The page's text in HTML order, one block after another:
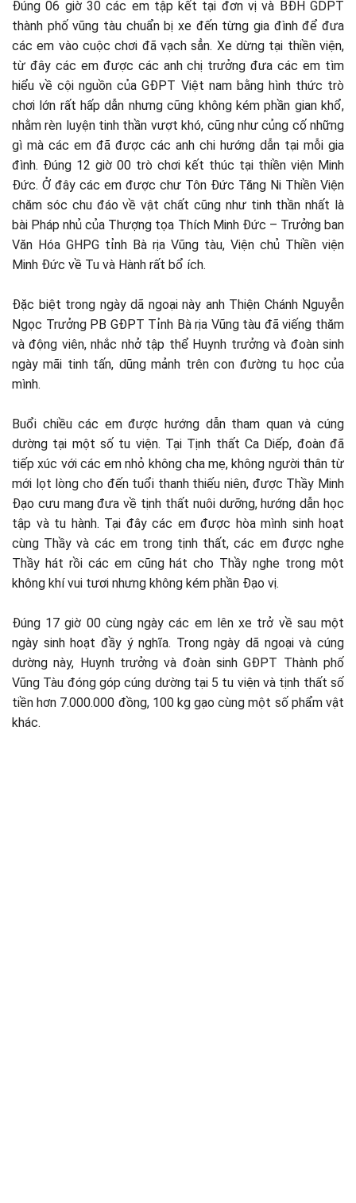
Đúng 06 giờ 30 các em tập kết tại đơn vị và BĐH GDPT
thành phố vũng tàu chuẩn bị xe đến từng gia đình để đưa
các em vào cuộc chơi đã vạch sẳn. Xe dừng tại thiền viện,
từ đây các em được các anh chị trưởng đưa các em tìm
hiểu về cội nguồn của GĐPT Việt nam bằng hình thức trò
chơi lớn rất hấp dẫn nhưng cũng không kém phần gian khổ,
nhằm rèn luyện tinh thần vượt khó, cũng như củng cố những
gì mà các em đã được các anh chi hướng dẫn tại mỗi gia
đình. Đúng 12 giờ 00 trò chơi kết thúc tại thiền viện Minh
Đức. Ở đây các em được chư Tôn Đức Tăng Ni Thiền Viện
chăm sóc chu đáo về vật chất cũng như tinh thần nhất là
bài Pháp nhủ của Thượng tọa Thích Minh Đức – Trưởng ban
Văn Hóa GHPG tỉnh Bà rịa Vũng tàu, Viện chủ Thiền viện
Minh Đức về Tu và Hành rất bổ ích.
Đặc biệt trong ngày dã ngoại này anh Thiện Chánh Nguyễn
Ngọc Trưởng PB GĐPT Tỉnh Bà rịa Vũng tàu đã viếng thăm
và động viên, nhắc nhở tập thể Huynh trưởng và đoàn sinh
ngày mãi tinh tấn, dũng mảnh trên con đường tu học của
mình.
Buổi chiều các em được hướng dẫn tham quan và cúng
dường tại một số tu viện. Tại Tịnh thất Ca Diếp, đoàn đã
tiếp xúc với các em nhỏ không cha mẹ, không người thân từ
mới lọt lòng cho đến tuổi thanh thiếu niên, được Thầy Minh
Đạo cưu mang đưa về tịnh thất nuôi dưỡng, hướng dẫn học
tập và tu hành. Tại đây các em được hòa mình sinh hoạt
cùng Thầy và các em trong tịnh thất, các em được nghe
Thầy hát rồi các em cũng hát cho Thầy nghe trong một
không khí vui tươi nhưng không kém phần Đạo vị.
Đúng 17 giờ 00 cùng ngày các em lên xe trở về sau một
ngày sinh hoạt đầy ý nghĩa. Trong ngày dã ngoại và cúng
dường này, Huynh trưởng và đoàn sinh GĐPT Thành phố
Vũng Tàu đóng góp cúng dường tại 5 tu viện và tịnh thất số
tiền hơn 7.000.000 đồng, 100 kg gạo cùng một số phẩm vật
khác.